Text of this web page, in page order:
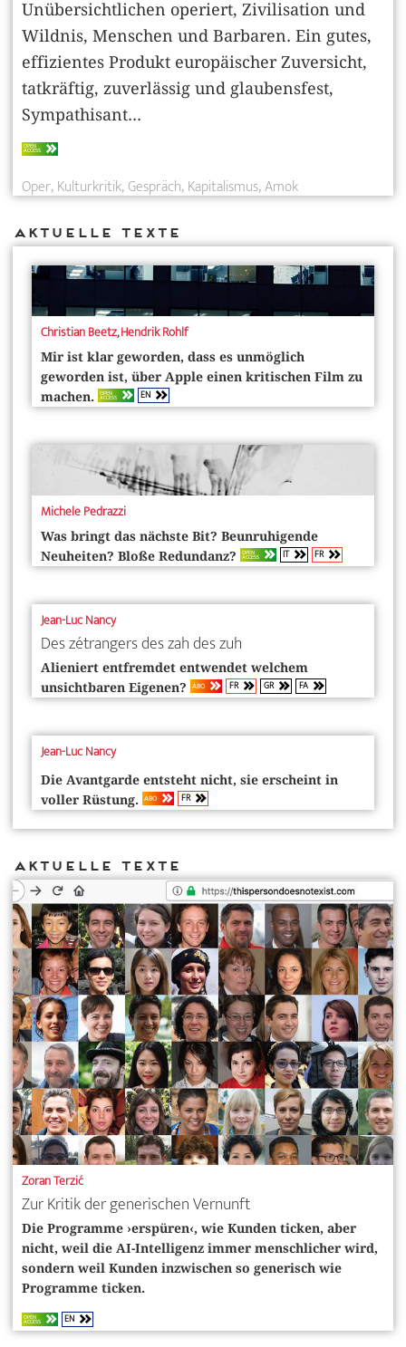
Unübersichtlichen operiert, Zivilisation und
Wildnis, Menschen und Barbaren. Ein gutes,
effizientes Produkt europäischer Zuversicht,
tatkräftig, zuverlässig und glaubensfest,
Sympathisant...
OPEN
ACCESS
Oper Kulturkritik Gespräch Kapitalismus Amok
Aktuelle Texte
Christian Beetz,Hendrik Rohlf
Mir ist klar geworden, dass es unmöglich
geworden ist, über Apple einen kritischen Film zu
machen. OPEN
ACCESS EN
Michele Pedrazzi
Was bringt das nächste Bit? Beunruhigende
Neuheiten? Bloße Redundanz?
OPEN
ACCESS IT FR
Jean-Luc Nancy
Des zétrangers des zah des zuh
Alieniert entfremdet entwendet welchem
unsichtbaren Eigenen? ABO FR GR FA
Jean-Luc Nancy
Die Avantgarde entsteht nicht, sie erscheint in
voller Rüstung. ABO FR
Aktuelle Texte
Zoran Terzić
Zur Kritik der generischen Vernunft
Die Programme ›erspüren‹, wie Kunden ticken, aber
nicht, weil die AI-Intelligenz immer mensch­licher wird,
sondern weil Kunden inzwischen so generisch wie
Programme ticken.
OPEN
ACCESS EN